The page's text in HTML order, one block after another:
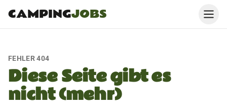
CAMPINGJOBS
FEHLER 404
Diese Seite gibt es
nicht (mehr)